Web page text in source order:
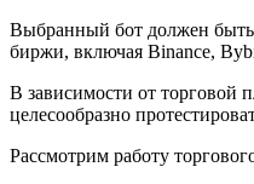
Выбранный бот должен быть
биржи, включая Binance,
В зависимости от торговой
целесообразно
Рассмотрим работу